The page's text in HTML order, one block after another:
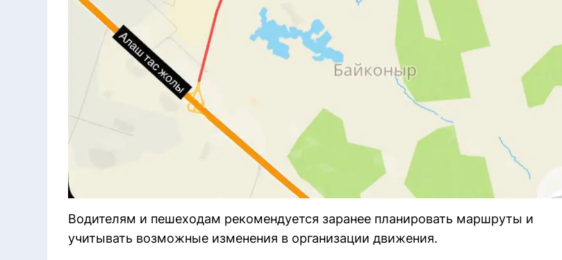
Водителям и пешеходам рекомендуется заранее планировать маршруты и
учитывать возможные изменения в организации движения.